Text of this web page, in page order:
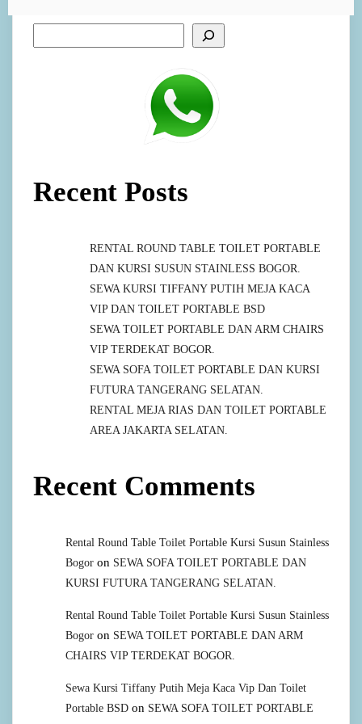
Recent Posts
RENTAL ROUND TABLE TOILET PORTABLE
DAN KURSI SUSUN STAINLESS BOGOR.
SEWA KURSI TIFFANY PUTIH MEJA KACA
VIP DAN TOILET PORTABLE BSD
SEWA TOILET PORTABLE DAN ARM CHAIRS
VIP TERDEKAT BOGOR.
SEWA SOFA TOILET PORTABLE DAN KURSI
FUTURA TANGERANG SELATAN.
RENTAL MEJA RIAS DAN TOILET PORTABLE
AREA JAKARTA SELATAN.
Recent Comments
Rental Round Table Toilet Portable Kursi Susun Stainless
Bogor on SEWA SOFA TOILET PORTABLE DAN
KURSI FUTURA TANGERANG SELATAN.
Rental Round Table Toilet Portable Kursi Susun Stainless
Bogor on SEWA TOILET PORTABLE DAN ARM
CHAIRS VIP TERDEKAT BOGOR.
Sewa Kursi Tiffany Putih Meja Kaca Vip Dan Toilet
Portable BSD on SEWA SOFA TOILET PORTABLE